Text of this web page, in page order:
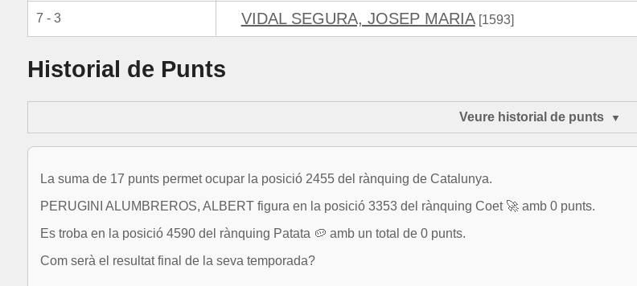
7 - 3 VIDAL SEGURA, JOSEP MARIA[1593]
Historial de Punts
Veure historial de punts
La suma de 17 punts permet ocupar la posició 2455 del rànquing de Catalunya.
PERUGINI ALUMBREROS, ALBERT figura en la posició 3353 del rànquing Coet 🚀 amb 0 punts.
Es troba en la posició 4590 del rànquing Patata 🥔 amb un total de 0 punts.
Com serà el resultat final de la seva temporada?